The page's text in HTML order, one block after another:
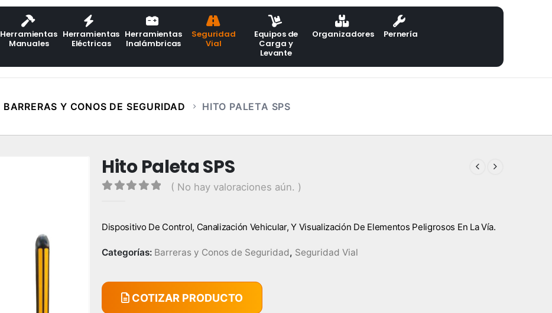
Herramientas
Manuales
Herramientas
Eléctricas
Herramientas
Inalámbricas
Seguridad
Vial
Equipos de
Carga y
Levante
Organizadores Pernería
BARRERAS Y CONOS DE SEGURIDAD HITO PALETA SPS
Hito Paleta SPS
( No hay valoraciones aún. )
Dispositivo De Control, Canalización Vehicular, Y Visualización De Elementos Peligrosos En La Vía.
Categorías: Barreras y Conos de Seguridad, Seguridad Vial
COTIZAR PRODUCTO